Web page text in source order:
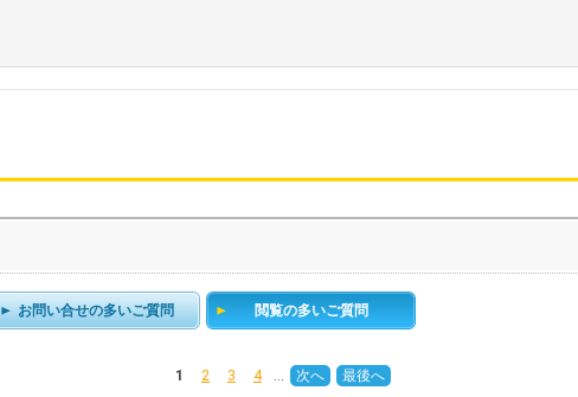
お問い合せの多いご質問 閲覧の多いご質問
1 2 3 4 … 次へ 最後へ